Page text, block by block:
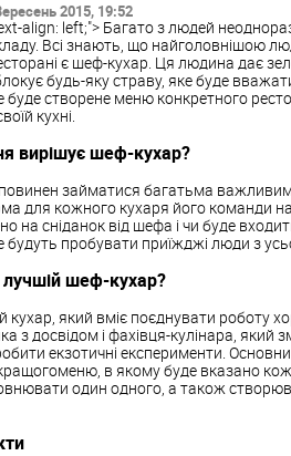
2015, 19:52
align: left;"> Багато з людей
Всі знають, що найголовнішою
є шеф-кухар. Ця людина дає
будь-яку страву, яке буде
буде створене меню конкретного
кухні.
вирішує шеф-кухар?
займатися багатьма
для кожного кухаря його команди
на сніданок від шефа і чи буде
будуть пробувати приїжджі люди з
шеф-кухар?
кухар, який вміє поєднувати роботу
з досвідом і фахівця-кулінара, який
екзотичні експерименти.
в якому буде вказано
один одного, а також